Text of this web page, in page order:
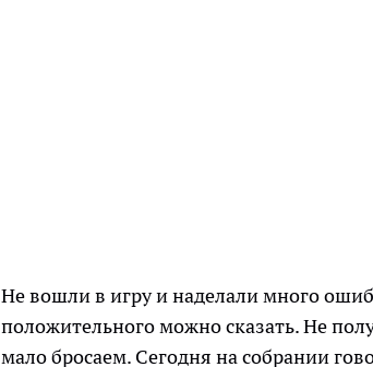
Не вошли в игру и наделали много
положительного можно сказать. Не
мало бросаем. Сегодня на собрании